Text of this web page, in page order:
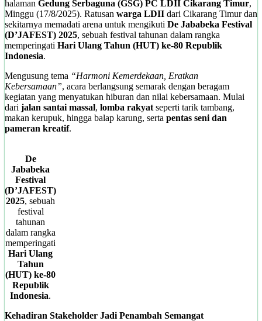
halaman Gedung Serbaguna (GSG) PC LDII Cikarang Timur,
Minggu (17/8/2025). Ratusan warga LDII dari Cikarang Timur dan
sekitarnya memadati arena untuk mengikuti De Jababeka Festival
(D’JAFEST) 2025, sebuah festival tahunan dalam rangka
memperingati Hari Ulang Tahun (HUT) ke-80 Republik
Indonesia.
Mengusung tema “Harmoni Kemerdekaan, Eratkan
Kebersamaan”, acara berlangsung semarak dengan beragam
kegiatan yang menyatukan hiburan dan nilai kebersamaan. Mulai
dari jalan santai massal, lomba rakyat seperti tarik tambang,
makan kerupuk, hingga balap karung, serta pentas seni dan
pameran kreatif.
De
Jababeka
Festival
(D’JAFEST)
2025, sebuah
festival
tahunan
dalam rangka
memperingati
Hari Ulang
Tahun
(HUT) ke-80
Republik
Indonesia.
Kehadiran Stakeholder Jadi Penambah Semangat